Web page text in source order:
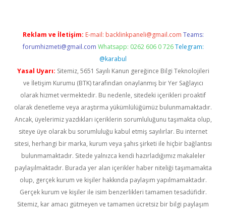
Reklam ve İletişim: E-mail: backlinkpaneli@gmail.com Teams:
forumhizmeti@gmail.com Whatsapp: 0262 606 0 726 Telegram:
@karabul
Yasal Uyarı: Sitemiz, 5651 Sayılı Kanun gereğince Bilgi Teknolojileri
ve İletişim Kurumu (BTK) tarafından onaylanmış bir Yer Sağlayıcı
olarak hizmet vermektedir. Bu nedenle, sitedeki içerikleri proaktif
olarak denetleme veya araştırma yükümlülüğümüz bulunmamaktadır.
Ancak, üyelerimiz yazdıkları içeriklerin sorumluluğunu taşımakta olup,
siteye üye olarak bu sorumluluğu kabul etmiş sayılırlar. Bu internet
sitesi, herhangi bir marka, kurum veya şahıs şirketi ile hiçbir bağlantısı
bulunmamaktadır. Sitede yalnızca kendi hazırladığımız makaleler
paylaşılmaktadır. Burada yer alan içerikler haber niteliği taşımamakta
olup, gerçek kurum ve kişiler hakkında paylaşım yapılmamaktadır.
Gerçek kurum ve kişiler ile isim benzerlikleri tamamen tesadüfidir.
Sitemiz, kar amacı gütmeyen ve tamamen ücretsiz bir bilgi paylaşım